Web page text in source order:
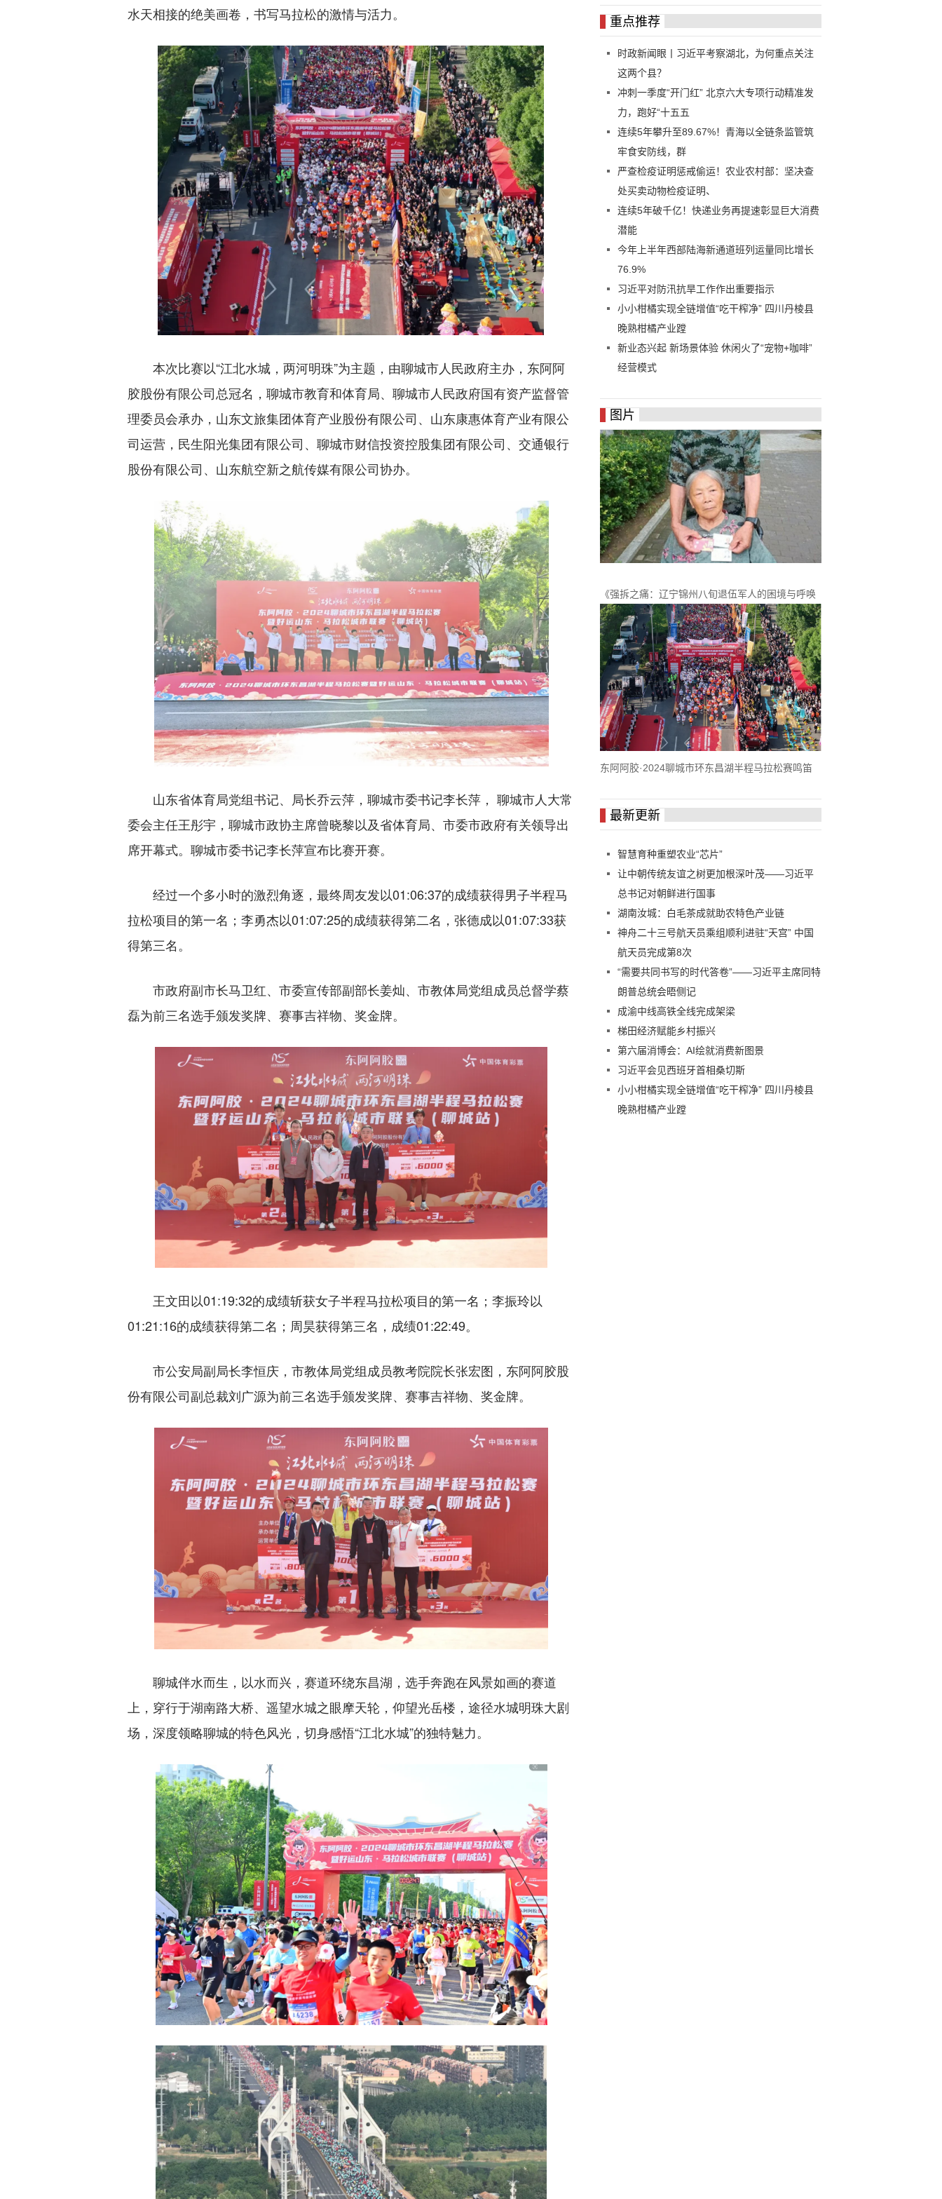
水天相接的绝美画卷，书写马拉松的激情与活力。
本次比赛以“江北水城，两河明珠”为主题，由聊城市人民政府主办，东阿阿
胶股份有限公司总冠名，聊城市教育和体育局、聊城市人民政府国有资产监督管
理委员会承办，山东文旅集团体育产业股份有限公司、山东康惠体育产业有限公
司运营，民生阳光集团有限公司、聊城市财信投资控股集团有限公司、交通银行
股份有限公司、山东航空新之航传媒有限公司协办。
山东省体育局党组书记、局长乔云萍，聊城市委书记李长萍， 聊城市人大常
委会主任王彤宇，聊城市政协主席曾晓黎以及省体育局、市委市政府有关领导出
席开幕式。聊城市委书记李长萍宣布比赛开赛。
经过一个多小时的激烈角逐，最终周友发以01:06:37的成绩获得男子半程马
拉松项目的第一名；李勇杰以01:07:25的成绩获得第二名，张德成以01:07:33获
得第三名。
市政府副市长马卫红、市委宣传部副部长姜灿、市教体局党组成员总督学蔡
磊为前三名选手颁发奖牌、赛事吉祥物、奖金牌。
王文田以01:19:32的成绩斩获女子半程马拉松项目的第一名；李振玲以
01:21:16的成绩获得第二名；周昊获得第三名，成绩01:22:49。
市公安局副局长李恒庆，市教体局党组成员教考院院长张宏图，东阿阿胶股
份有限公司副总裁刘广源为前三名选手颁发奖牌、赛事吉祥物、奖金牌。
聊城伴水而生，以水而兴，赛道环绕东昌湖，选手奔跑在风景如画的赛道
上，穿行于湖南路大桥、遥望水城之眼摩天轮，仰望光岳楼，途径水城明珠大剧
场，深度领略聊城的特色风光，切身感悟“江北水城”的独特魅力。
重点推荐
时政新闻眼丨习近平考察湖北，为何重点关注
这两个县？
冲刺一季度“开门红” 北京六大专项行动精准发
力，跑好“十五五
连续5年攀升至89.67%！青海以全链条监管筑
牢食安防线，群
严查检疫证明惩戒偷运！农业农村部：坚决查
处买卖动物检疫证明、
连续5年破千亿！快递业务再提速彰显巨大消费
潜能
今年上半年西部陆海新通道班列运量同比增长
76.9%
习近平对防汛抗旱工作作出重要指示
小小柑橘实现全链增值“吃干榨净” 四川丹棱县
晚熟柑橘产业蹚
新业态兴起 新场景体验 休闲火了“宠物+咖啡”
经营模式
图片
《强拆之痛：辽宁锦州八旬退伍军人的困境与呼唤
公正》
东阿阿胶·2024聊城市环东昌湖半程马拉松赛鸣笛
最新更新
智慧育种重塑农业“芯片”
让中朝传统友谊之树更加根深叶茂——习近平
总书记对朝鲜进行国事
湖南汝城：白毛茶成就助农特色产业链
神舟二十三号航天员乘组顺利进驻“天宫” 中国
航天员完成第8次
“需要共同书写的时代答卷”——习近平主席同特
朗普总统会晤侧记
成渝中线高铁全线完成架梁
梯田经济赋能乡村振兴
第六届消博会：AI绘就消费新图景
习近平会见西班牙首相桑切斯
小小柑橘实现全链增值“吃干榨净” 四川丹棱县
晚熟柑橘产业蹚